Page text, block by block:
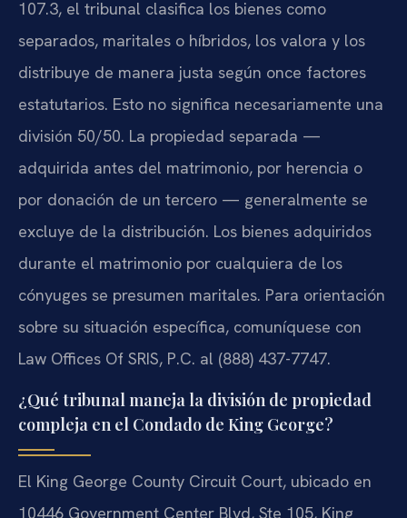
107.3, el tribunal clasifica los bienes como
separados, maritales o híbridos, los valora y los
distribuye de manera justa según once factores
estatutarios. Esto no significa necesariamente una
división 50/50. La propiedad separada —
adquirida antes del matrimonio, por herencia o
por donación de un tercero — generalmente se
excluye de la distribución. Los bienes adquiridos
durante el matrimonio por cualquiera de los
cónyuges se presumen maritales. Para orientación
sobre su situación específica, comuníquese con
Law Offices Of SRIS, P.C. al (888) 437-7747.
¿Qué tribunal maneja la división de propiedad
compleja en el Condado de King George?
El King George County Circuit Court, ubicado en
10446 Government Center Blvd, Ste 105, King